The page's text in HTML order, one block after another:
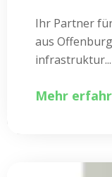
Ihr Partner
aus
infrastruktur...
Mehr